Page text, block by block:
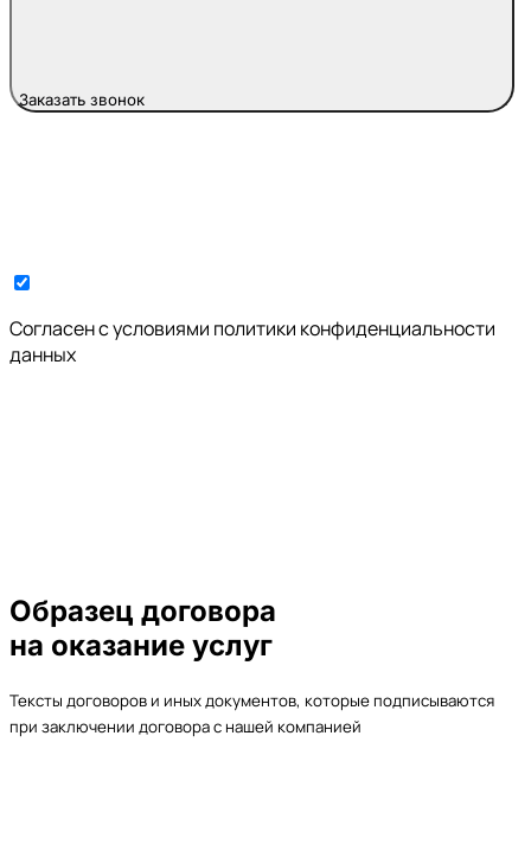
Заказать звонок
Cогласен с условиями политики конфиденциальности
данных
Образец договора
на оказание услуг
Тексты договоров и иных документов, которые подписываются
при заключении договора с нашей компанией